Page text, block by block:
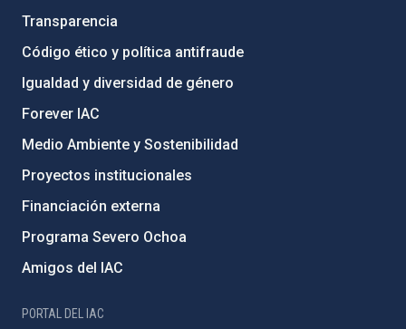
Transparencia
Código ético y política antifraude
Igualdad y diversidad de género
Forever IAC
Medio Ambiente y Sostenibilidad
Proyectos institucionales
Financiación externa
Programa Severo Ochoa
Amigos del IAC
PORTAL DEL IAC